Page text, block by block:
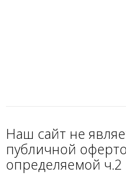
Наш сайт не
публичной
определяемой ч.2